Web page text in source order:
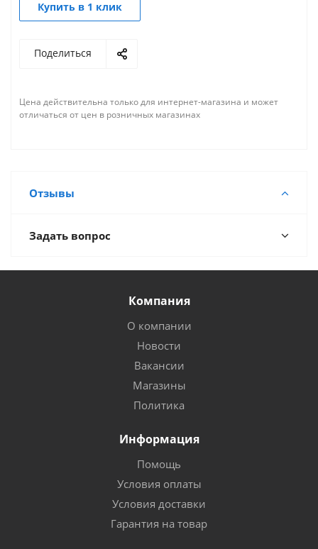
Купить в 1 клик
Поделиться
Цена действительна только для интернет-магазина и может
отличаться от цен в розничных магазинах
Отзывы
Задать вопрос
Компания
О компании
Новости
Вакансии
Магазины
Политика
Информация
Помощь
Условия оплаты
Условия доставки
Гарантия на товар